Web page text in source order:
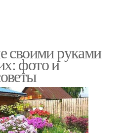
своими руками
фото и